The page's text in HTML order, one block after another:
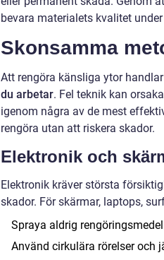
bevara materialets kvalitet
Skonsamma
Att rengöra känsliga ytor
du arbetar. Fel teknik kan
igenom några av de mest
rengöra utan att riskera skador.
Elektronik och
Elektronik kräver största
skador. För skärmar, laptops,
Spraya aldrig
Använd cirkulära rörelser och